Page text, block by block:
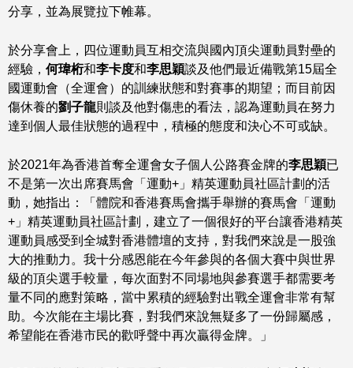
分享，並為展覽拉下帷幕。
於分享會上，四位運動員互相交流與國內頂尖運動員對壘的
經驗， 何瑋桁和李卡度和李思穎談及他們最近備戰第15屆全
國運動會（全運會）的訓練狀態和對賽事的期望；而目前因
傷休養的劉子龍則談及他對傷患的看法，認為運動員在努力
達到個人最佳狀態的過程中，積極的態度和決心不可或缺。
於2021年為香港首奪全運會女子個人公路賽金牌的李思穎已
不是第一次出席賽馬會「運動+」精英運動員社區計劃的活
動，她指出：「體院和香港賽馬會攜手舉辦的賽馬會「運動
+」精英運動員社區計劃，建立了一個很好的平台讓香港精英
運動員感受到全城對香港體壇的支持，對我們來說是一股強
大的推動力。我十分感恩能在今年參與的各個大賽中與世界
級的頂尖選手較量，每次面對不同場地與參賽選手都需要考
量不同的應對策略，當中累積的經驗對出戰全運會非常有幫
助。今次能在主場比賽，對我們來說無疑多了一份歸屬感，
希望能在香港市民的歡呼聲中再次贏得金牌。」